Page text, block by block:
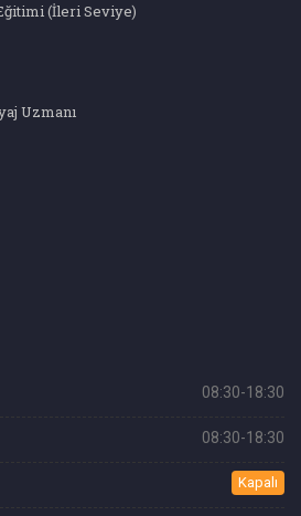
(İleri Seviye)
Uzmanı
08:30-18:30
08:30-18:30
Kapalı